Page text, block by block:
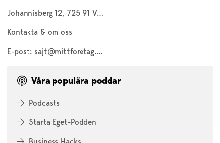
Johannisberg 12, 725 91 Västerås
Kontakta & om oss
E-post: sajt@mittforetag.com
Våra populära poddar
Podcasts
Starta Eget-Podden